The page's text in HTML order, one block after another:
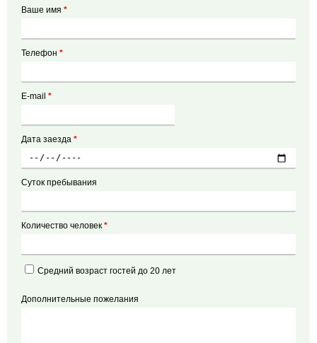
Ваше имя *
Телефон *
E-mail *
Дата заезда *
Суток пребывания
Количество человек *
Средний возраст гостей до 20 лет
Дополнительные пожелания